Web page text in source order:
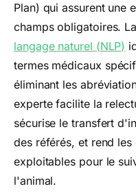
Plan) qui assurent une
champs obligatoires.
langage naturel (NLP)
termes médicaux
éliminant les
experte facilite la
sécurise le transfert
des référés, et rend
exploitables pour le
l'animal.